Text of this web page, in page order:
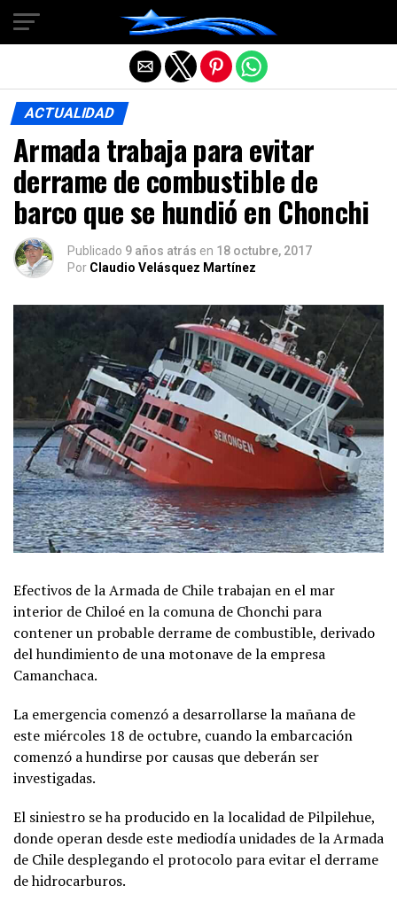
ACTUALIDAD
Armada trabaja para evitar
derrame de combustible de
barco que se hundió en Chonchi
Publicado 9 años atrás en 18 octubre, 2017
Por Claudio Velásquez Martínez
Efectivos de la Armada de Chile trabajan en el mar
interior de Chiloé en la comuna de Chonchi para
contener un probable derrame de combustible, derivado
del hundimiento de una motonave de la empresa
Camanchaca.
La emergencia comenzó a desarrollarse la mañana de
este miércoles 18 de octubre, cuando la embarcación
comenzó a hundirse por causas que deberán ser
investigadas.
El siniestro se ha producido en la localidad de Pilpilehue,
donde operan desde este mediodía unidades de la Armada
de Chile desplegando el protocolo para evitar el derrame
de hidrocarburos.
Salir de la versión móvil